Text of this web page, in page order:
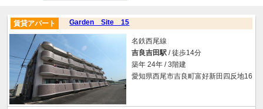
Garden Site 15
賃貸アパート
名鉄西尾線
吉良吉田駅 / 徒歩14分
築年 24年 / 3階建
愛知県西尾市吉良町富好新田四反地16